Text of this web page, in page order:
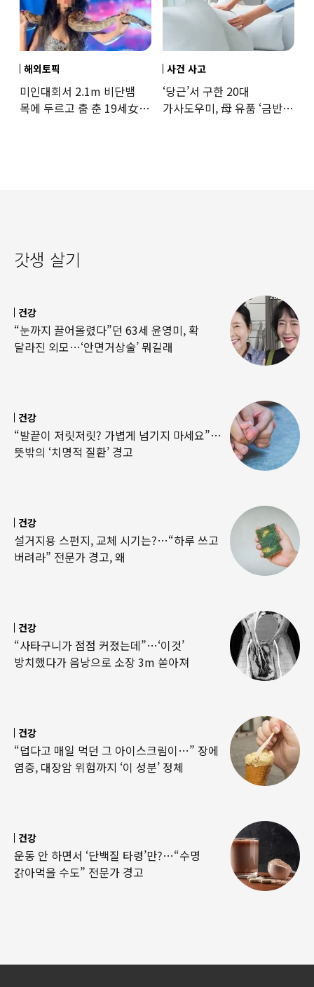
해외토픽
미인대회서 2.1m 비단뱀
목에 두르고 춤 춘 19세女
사건 사고
‘당근’서 구한 20대
가사도우미, 母 유품 ‘금반지
갓생 살기
건강
“눈까지 끌어올렸다”던 63세 윤영미, 확
달라진 외모…‘안면거상술’ 뭐길래
건강
“발끝이 저릿저릿? 가볍게 넘기지 마세요”…
뜻밖의 ‘치명적 질환’ 경고
건강
설거지용 스펀지, 교체 시기는?…“하루 쓰고
버려라” 전문가 경고, 왜
건강
“사타구니가 점점 커졌는데”…‘이것’
방치했다가 음낭으로 소장 3m 쏟아져
건강
“덥다고 매일 먹던 그 아이스크림이…” 장에
염증, 대장암 위험까지 ‘이 성분’ 정체
건강
운동 안 하면서 ‘단백질 타령’만?…“수명
갉아먹을 수도” 전문가 경고